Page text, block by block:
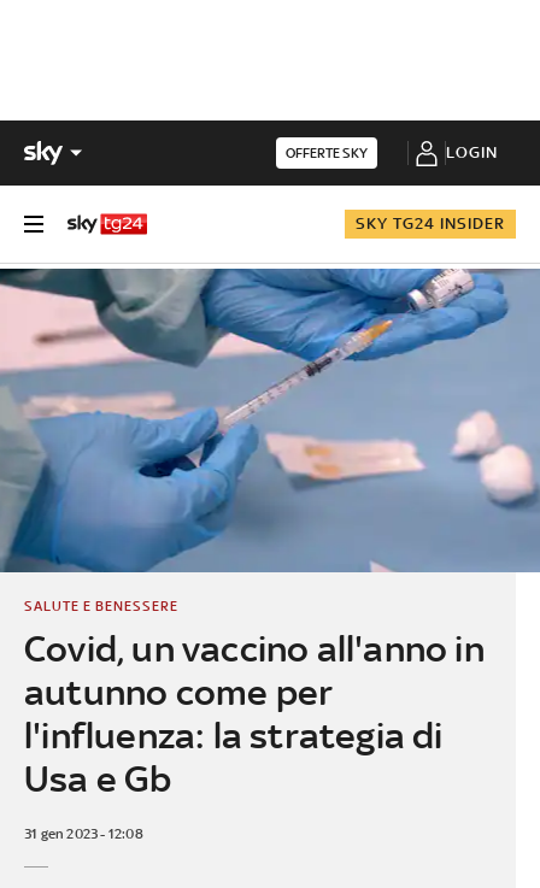
OFFERTE SKY LOGIN
SKY TG24 INSIDER
Covid, un vaccino all'anno in
autunno come per
l'influenza: la strategia di
Usa e Gb
SALUTE E BENESSERE
31 gen 2023 - 12:08